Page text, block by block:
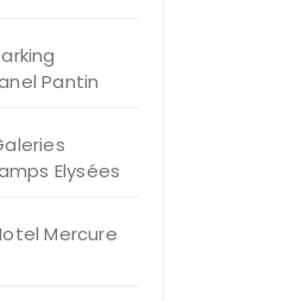
Pantin
Elysées
Mercure